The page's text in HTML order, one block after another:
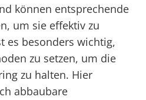
können entsprechende
um sie effektiv zu
es besonders wichtig,
zu setzen, um die
zu halten. Hier
abbaubare